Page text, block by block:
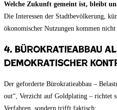
Welche Zukunft gemeint ist, bleibt
Die Interessen der Stadtbevölkerung,
ökonomischer Nutzungen kommen nicht
4. Bürokratieabbau
demokratischer
Der geforderte Bürokratieabbau –
out“, Verzicht auf Goldplating – richtet
Verfahren, sondern trifft faktisch: